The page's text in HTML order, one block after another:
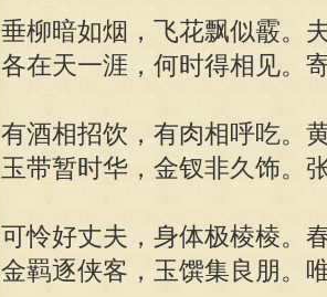
垂柳暗如烟，飞花飘似霰。
各在天一涯，何时得相见。
有酒相招饮，有肉相呼吃。
玉带暂时华，金钗非久饰。
可怜好丈夫，身体极棱棱。
金羁逐侠客，玉馔集良朋。